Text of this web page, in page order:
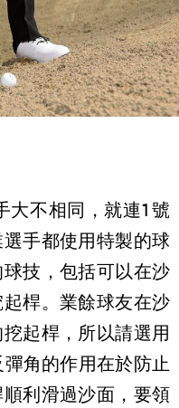
大不相同，就連1號
手都使用特製的球
技，包括可以在沙
桿。業餘球友在沙
起桿，所以請選用
角的作用在於防止
利滑過沙面，要領